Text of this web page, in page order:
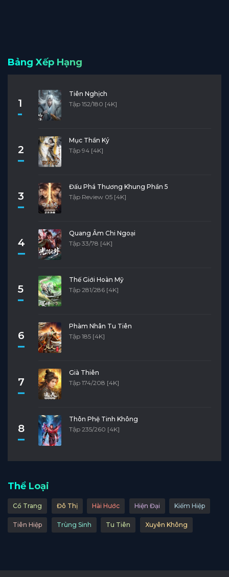
Bảng Xếp Hạng
1
Tiên Nghịch
Tập 152/180 [4K]
2
Mục Thần Ký
Tập 94 [4K]
3
Đấu Phá Thương Khung Phần 5
Tập Review 05 [4K]
4
Quang Âm Chi Ngoại
Tập 33/78 [4K]
5
Thế Giới Hoàn Mỹ
Tập 281/286 [4K]
6
Phàm Nhân Tu Tiên
Tập 185 [4K]
7
Già Thiên
Tập 174/208 [4K]
8
Thôn Phệ Tinh Không
Tập 235/260 [4K]
Thể Loại
Cổ Trang Đô Thị Hài Hước Hiện Đại Kiếm Hiệp
Tiên Hiệp Trùng Sinh Tu Tiên Xuyên Không